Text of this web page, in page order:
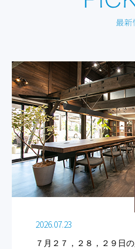
2026.07.23
７月２７，２８，２９日